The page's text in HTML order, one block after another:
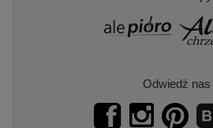
Odwiedź nas